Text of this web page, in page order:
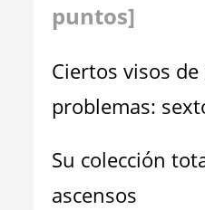
puntos]
Ciertos visos
problemas:
Su colección
ascensos